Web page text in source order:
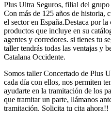
Plus Ultra Seguros, filial del
Con más de 125 años de historia,
el sector en España.Destaca por
productos que incluye en su
agentes y corredores. si tienes tu
taller tendrás todas las ventajas y
Catalana Occidente.
Somos taller Concertado de Plus
cada día con ellos, nos permiten
ayudarte en la tramitación de los
que tramitar un parte, llámanos
tramitación. Solicita tu cita ahora!!